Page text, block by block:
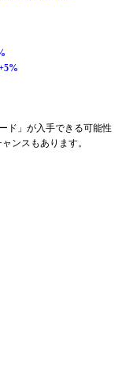
ド」が入手できる可能性
ンスもあります。